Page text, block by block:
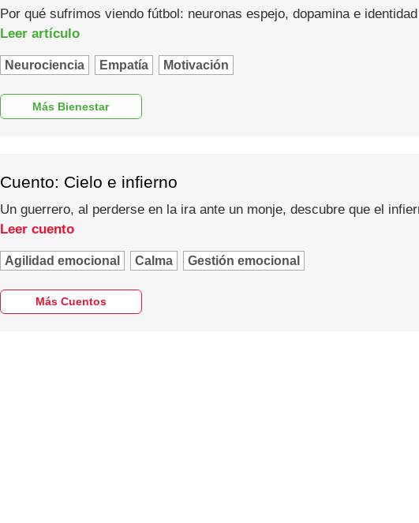
Por qué sufrimos viendo fútbol: neuronas espejo, dopamina e
Leer artículo
Neurociencia Empatía Motivación
Más Bienestar
Cuento: Cielo e infierno
Un guerrero, al perderse en la ira ante un monje, descubre que el
Leer cuento
Agilidad emocional Calma Gestión emocional
Más Cuentos